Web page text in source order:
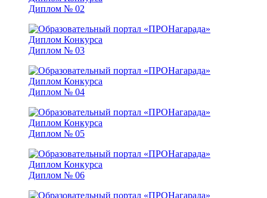
Диплом № 02
Диплом № 03
Диплом № 04
Диплом № 05
Диплом № 06